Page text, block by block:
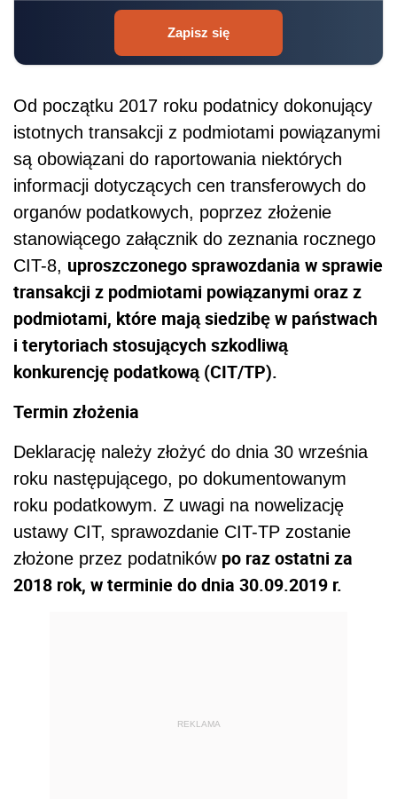
Zapisz się
Od początku 2017 roku podatnicy dokonujący
istotnych transakcji z podmiotami powiązanymi
są obowiązani do raportowania niektórych
informacji dotyczących cen transferowych do
organów podatkowych, poprzez złożenie
stanowiącego załącznik do zeznania rocznego
CIT-8, uproszczonego sprawozdania w sprawie
transakcji z podmiotami powiązanymi oraz z
podmiotami, które mają siedzibę w państwach
i terytoriach stosujących szkodliwą
konkurencję podatkową (CIT/TP).
Termin złożenia
Deklarację należy złożyć do dnia 30 września
roku następującego, po dokumentowanym
roku podatkowym. Z uwagi na nowelizację
ustawy CIT, sprawozdanie CIT-TP zostanie
złożone przez podatników po raz ostatni za
2018 rok, w terminie do dnia 30.09.2019 r.
REKLAMA